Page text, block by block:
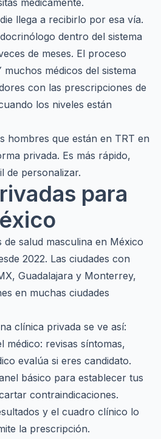
médicamente.
llega a recibirlo por esa vía.
dentro del sistema
de meses. El proceso
médicos del sistema
con las prescripciones de
los niveles están
hombres que están en TRT en
privada. Es más rápido,
de personalizar.
para
de salud masculina en México
2022. Las ciudades con
Guadalajara y Monterrey,
en muchas ciudades
clínica privada se ve así:
médico: revisas síntomas,
evalúa si eres candidato.
básico para establecer tus
contraindicaciones.
y el cuadro clínico lo
la prescripción.